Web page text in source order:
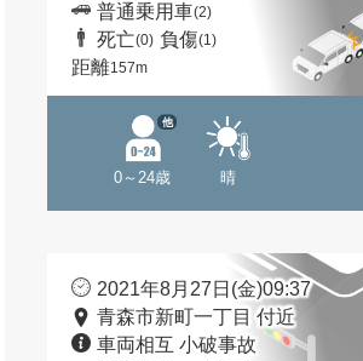
普通乗用車(2)
死亡(0) 負傷(1)
距離157m
0～24歳
他
晴
2021年8月27日(金)09:37
青森市新町一丁目 付近
車両相互 小破事故